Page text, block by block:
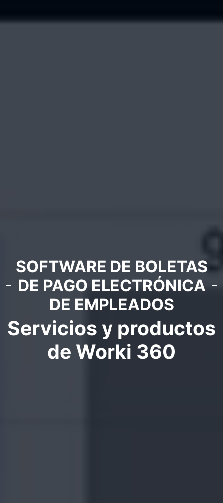
SOFTWARE DE BOLETAS
DE PAGO ELECTRÓNICA
DE EMPLEADOS
Servicios y productos
de Worki 360